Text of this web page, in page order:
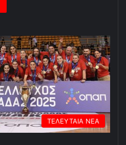
ΤΕΛΕΥΤΑΙΑ ΝΕΑ